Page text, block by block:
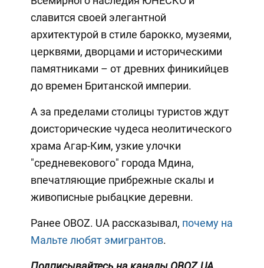
славится своей элегантной
архитектурой в стиле барокко, музеями,
церквями, дворцами и историческими
памятниками – от древних финикийцев
до времен Британской империи.
А за пределами столицы туристов ждут
доисторические чудеса неолитического
храма Агар-Ким, узкие улочки
"средневекового" города Мдина,
впечатляющие прибрежные скалы и
живописные рыбацкие деревни.
Ранее OBOZ. UA рассказывал, почему на
Мальте любят эмигрантов.